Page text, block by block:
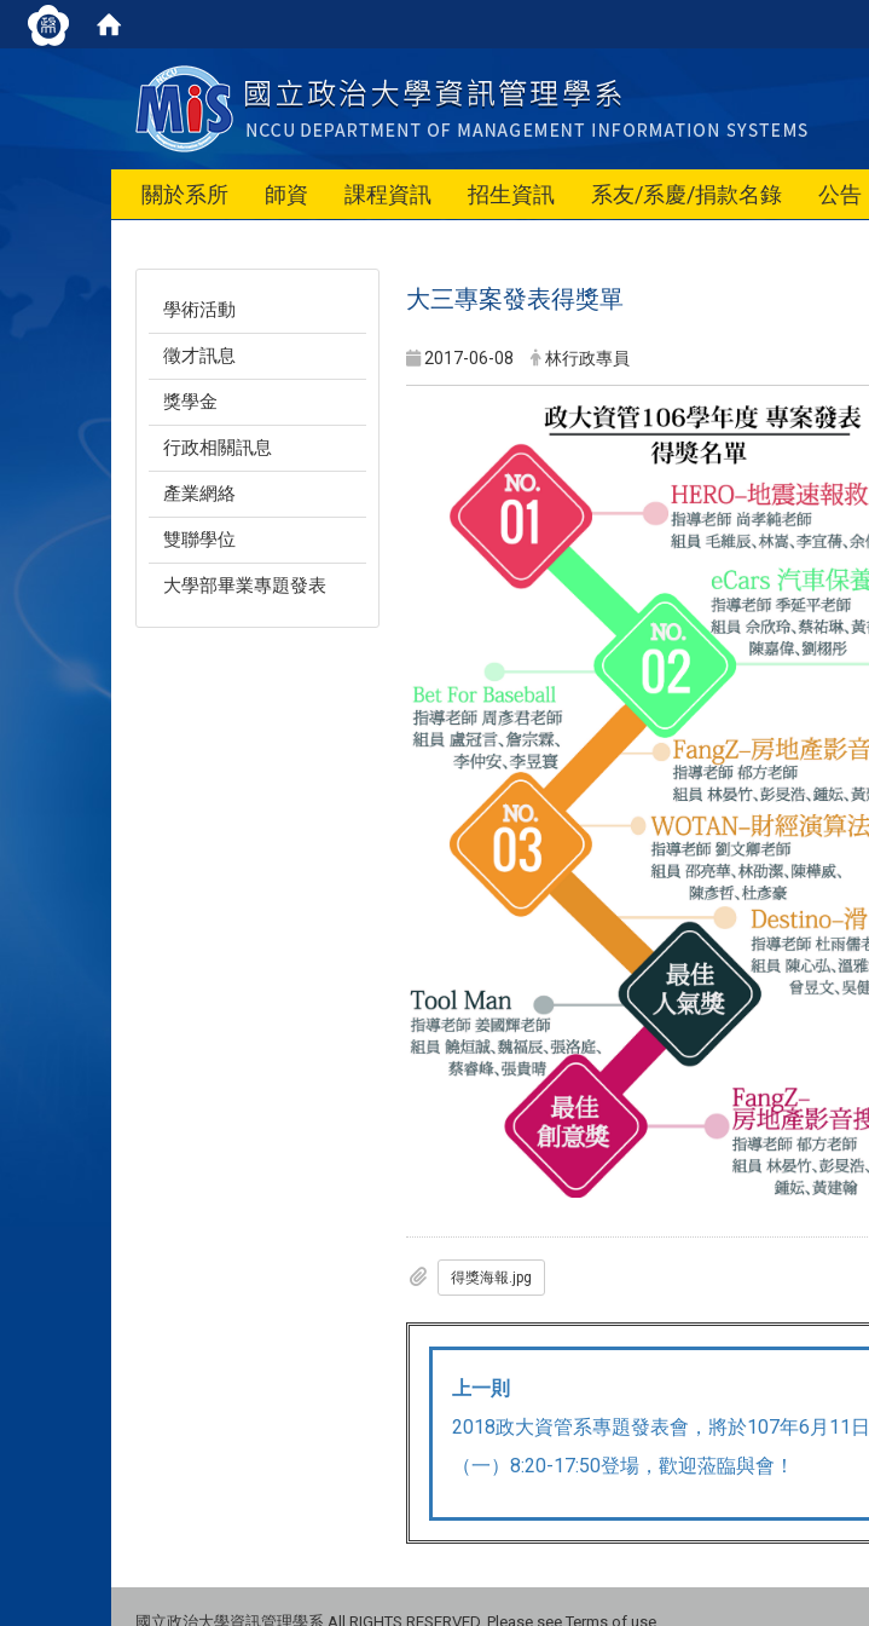
關於系所 師資 課程資訊 招生資訊 系友/系慶/捐款名錄 公告
學術活動
徵才訊息
獎學金
行政相關訊息
產業網絡
雙聯學位
大學部畢業專題發表
大三專案發表得獎單
2017-06-08 林行政專員
得獎海報.jpg
上一則
2018政大資管系專題發表會，將於107年6月11日
（一）8:20-17:50登場，歡迎蒞臨與會！
國立政治大學資訊管理學系 All RIGHTS RESERVED, Please see Terms of use